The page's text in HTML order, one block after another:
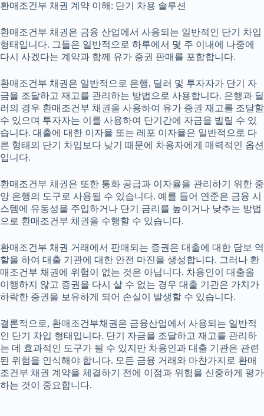
환매조건부 채권 계약 이해: 단기 차용 솔루션
환매조건부 채권은 금융 산업에서 사용되는 일반적인 단기 차입
형태입니다. 그들은 일반적으로 하루에서 몇 주 이내에 나중에
다시 사겠다는 계약과 함께 유가 증권 판매를 포함합니다.
환매조건부 채권은 일반적으로 은행, 딜러 및 투자자가 단기 자
금을 조달하고 재고를 관리하는 방법으로 사용합니다. 은행과 딜
러의 경우 환매조건부 채권을 사용하여 유가 증권 재고를 조달할
수 있으며 투자자는 이를 사용하여 단기간에 자금을 빌릴 수 있
습니다. 대출에 대한 이자율 또는 레포 이자율은 일반적으로 다
른 형태의 단기 차입보다 낮기 때문에 차용자에게 매력적인 옵션
입니다.
환매조건부 채권은 또한 통화 공급과 이자율을 관리하기 위한 중
앙 은행의 도구로 사용될 수 있습니다. 예를 들어 연준은 금융 시
스템에 유동성을 주입하거나 단기 금리를 높이거나 낮추는 방법
으로 환매조건부 채권을 수행할 수 있습니다.
환매조건부 채권 거래에서 판매되는 증권은 대출에 대한 담보 역
할을 하여 대출 기관에 대한 안전 마진을 생성합니다. 그러나 환
매조건부 채권에 위험이 없는 것은 아닙니다. 차용인이 대출을
이행하지 않고 증권을 다시 살 수 없는 경우 대출 기관은 가치가
하락한 증권을 보유하게 되어 손실이 발생할 수 있습니다.
결론적으로, 환매조건부채권은 금융산업에서 사용되는 일반적
인 단기 차입 형태입니다. 단기 자금을 조달하고 재고를 관리하
는 데 효과적인 도구가 될 수 있지만 차용인과 대출 기관은 관련
된 위험을 인식해야 합니다. 모든 금융 거래와 마찬가지로 환매
조건부 채권 계약을 체결하기 전에 이점과 위험을 신중하게 평가
하는 것이 중요합니다.